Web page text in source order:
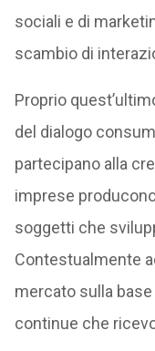
sociali e di
scambio di
Proprio
del dialogo
partecipano alla
imprese
soggetti che
Contestualmente
mercato sulla
continue che